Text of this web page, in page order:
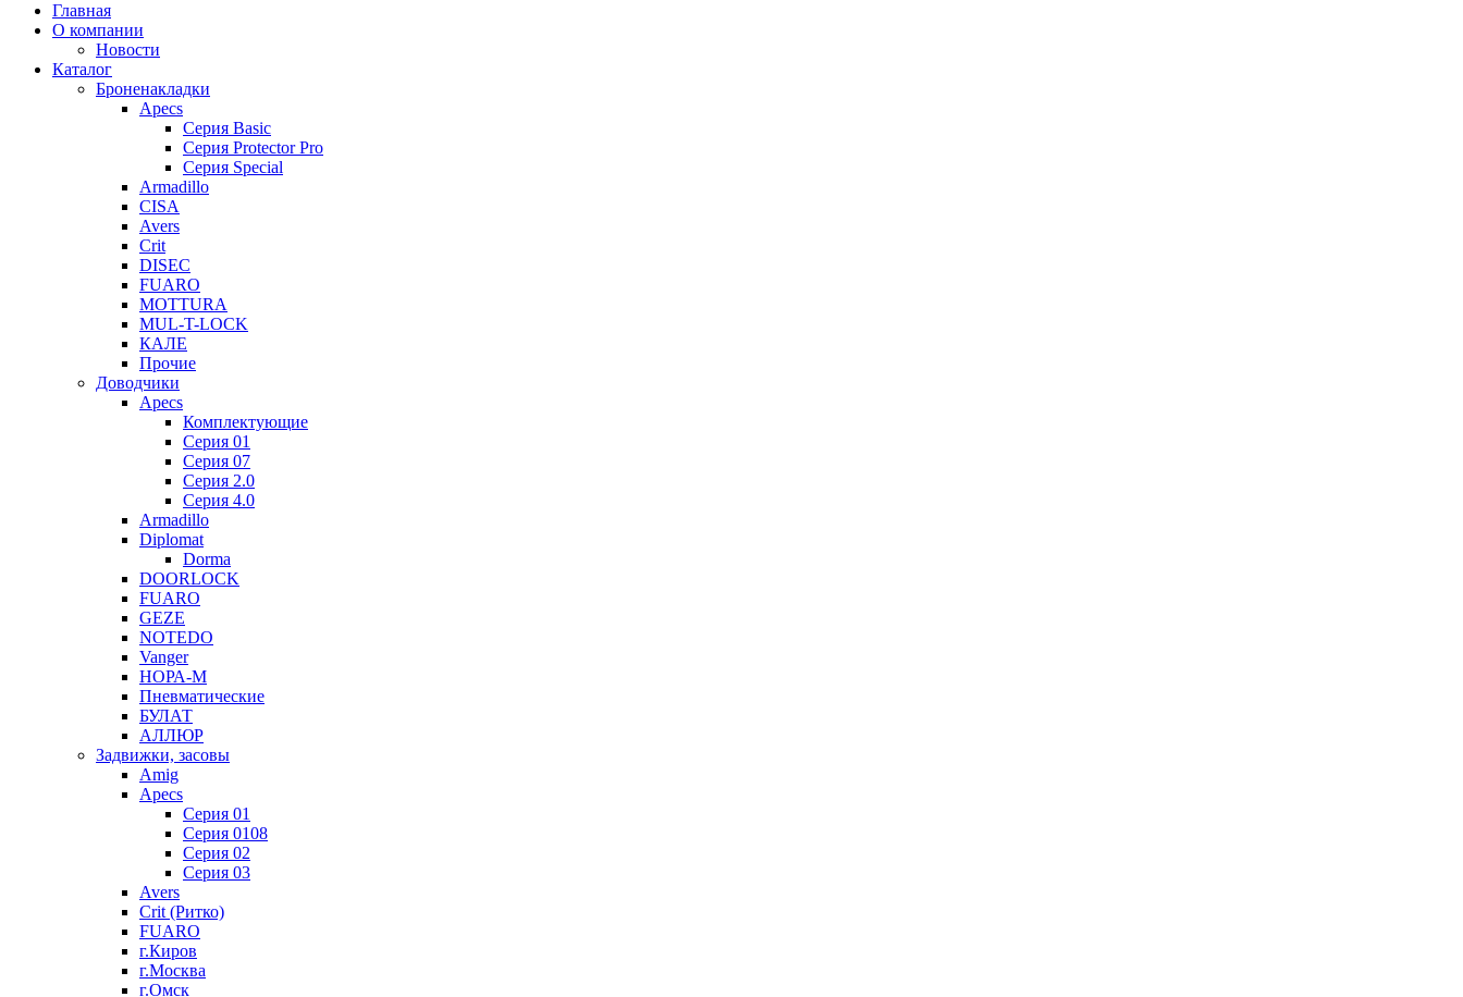
Главная
О компании
Новости
Каталог
Броненакладки
Apecs
Серия Basic
Серия Protector Pro
Серия Special
Armadillo
CISA
Avers
Crit
DISEC
FUARO
MOTTURA
MUL-T-LOCK
КАЛЕ
Прочие
Доводчики
Apecs
Комплектующие
Серия 01
Серия 07
Серия 2.0
Серия 4.0
Armadillo
Diplomat
Dorma
DOORLOCK
FUARO
GEZE
NOTEDO
Vanger
НОРА-М
Пневматические
БУЛАТ
АЛЛЮР
Задвижки, засовы
Amig
Apecs
Серия 01
Серия 0108
Серия 02
Серия 03
Avers
Crit (Ритко)
FUARO
г.Киров
г.Москва
г.Омск